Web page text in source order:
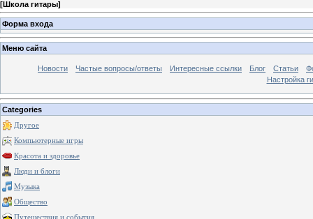
[Школа гитары]
Форма входа
Меню сайта
Новости Частые вопросы/ответы Интересные ссылки Блог Статьи
Настройка
Categories
Другое
Компьютерные игры
Красота и здоровье
Люди и блоги
Музыка
Общество
Путешествия и события